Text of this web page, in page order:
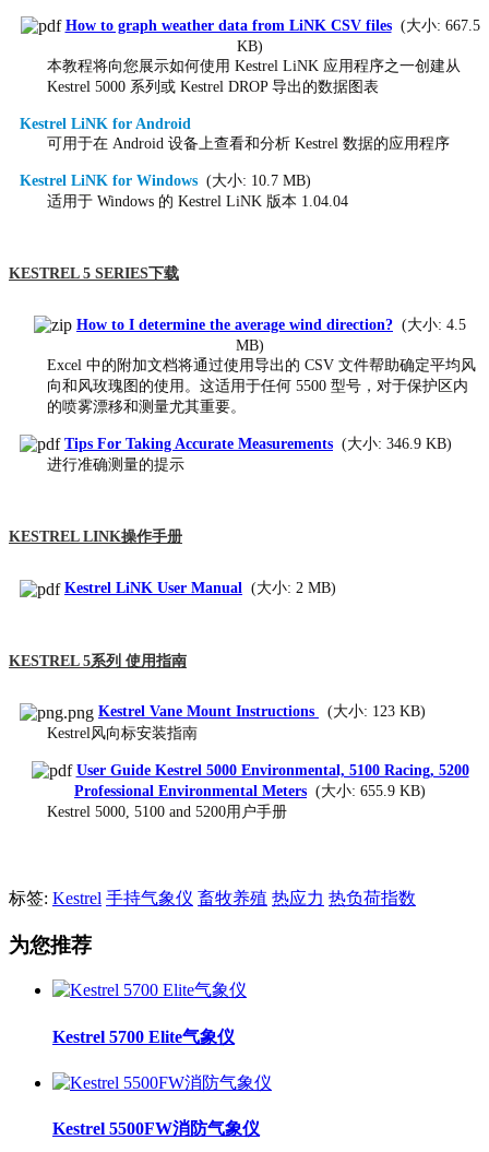
How to graph weather data from LiNK CSV files(大小: 667.5
KB)
本教程将向您展示如何使用 Kestrel LiNK 应用程序之一创建从
Kestrel 5000 系列或 Kestrel DROP 导出的数据图表
Kestrel LiNK for Android
可用于在 Android 设备上查看和分析 Kestrel 数据的应用程序
Kestrel LiNK for Windows (大小: 10.7 MB)
适用于 Windows 的 Kestrel LiNK 版本 1.04.04
KESTREL 5 SERIES下载
How to I determine the average wind direction? (大小: 4.5
MB)
Excel 中的附加文档将通过使用导出的 CSV 文件帮助确定平均风
向和风玫瑰图的使用。 这适用于任何 5500 型号，对于保护区内
的喷雾漂移和测量尤其重要。
Tips For Taking Accurate Measurements (大小: 346.9 KB)
进行准确测量的提示
KESTREL LINK操作手册
Kestrel LiNK User Manual (大小: 2 MB)
KESTREL 5系列 使用指南
Kestrel Vane Mount Instructions
(大小: 123 KB)
Kestrel风向标安装指南
User Guide Kestrel 5000 Environmental, 5100 Racing, 5200
Professional Environmental Meters (大小: 655.9 KB)
Kestrel 5000, 5100 and 5200用户手册
标签: Kestrel 手持气象仪 畜牧养殖 热应力 热负荷指数
为您推荐
Kestrel 5700 Elite气象仪
Kestrel 5500FW消防气象仪